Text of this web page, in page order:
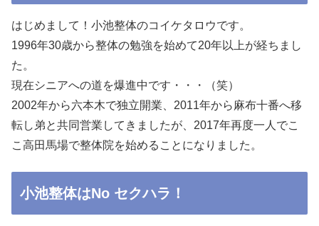
はじめまして！小池整体のコイケタロウです。
1996年30歳から整体の勉強を始めて20年以上が経ちまし
た。
現在シニアへの道を爆進中です・・・（笑）
2002年から六本木で独立開業、2011年から麻布十番へ移
転し弟と共同営業してきましたが、2017年再度一人でこ
こ高田馬場で整体院を始めることになりました。
小池整体はNo セクハラ！